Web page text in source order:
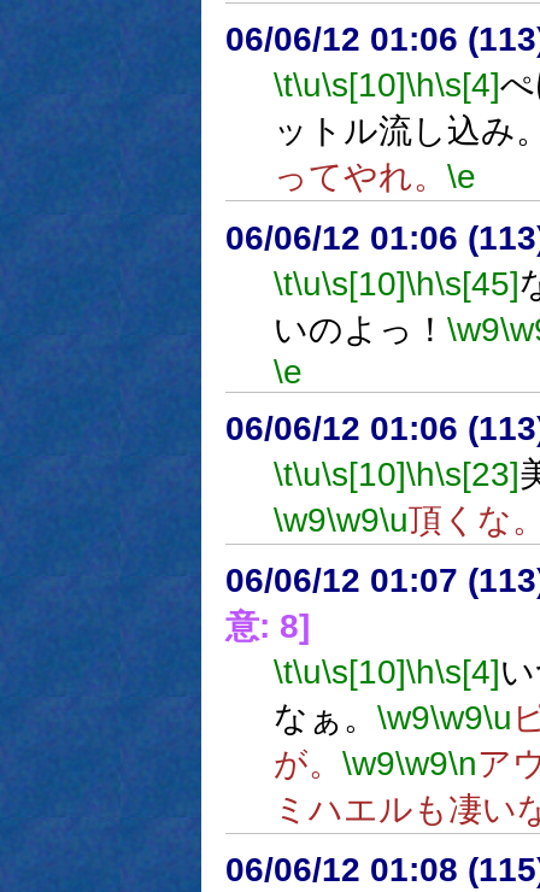
06/06/12 01:06
\t\u\s[10]\h\s[4]
ットル流し込み
ってやれ。 \e
06/06/12 01:06
\t\u\s[10]\h\s[45]
いのよっ！ \w9
\e
06/06/12 01:06
\t\u\s[10]\h\s[23]
\w9\w9\u頂くな
06/06/12 01:07
意: 8]
\t\u\s[10]\h\s[4]
なぁ。 \w9\w9\u
が。 \w9\w9\nア
ミハエルも凄い
06/06/12 01:08